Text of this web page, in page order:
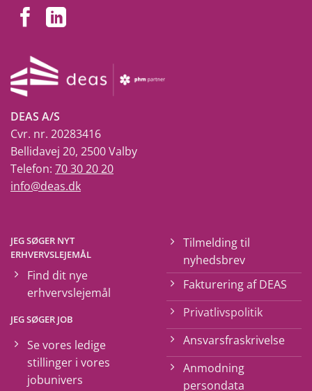
DEAS A/S
Cvr. nr. 20283416
Bellidavej 20, 2500 Valby
Telefon: 70 30 20 20
info@deas.dk
JEG SØGER NYT
ERHVERVSLEJEMÅL
Find dit nye
erhvervslejemål
JEG SØGER JOB
Se vores ledige
stillinger i vores
jobunivers
Tilmelding til
nyhedsbrev
Fakturering af DEAS
Privatlivspolitik
Ansvarsfraskrivelse
Anmodning
persondata